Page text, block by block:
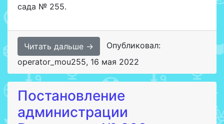
сада № 255.
Читать дальше →
Опубликовал:
operator_mou255, 16 мая 2022
Постановление
администрации